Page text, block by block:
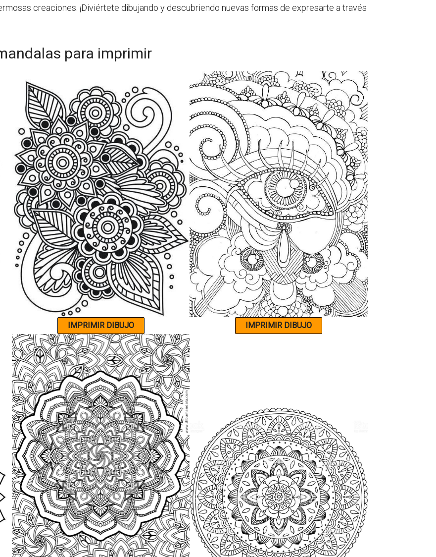
creaciones. ¡Diviértete dibujando y descubriendo nuevas formas de expresarte a través
para imprimir